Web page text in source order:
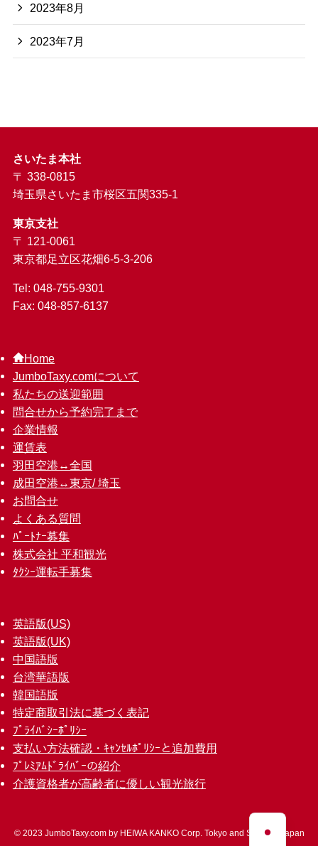
2023年8月
2023年7月
さいたま本社
〒 338-0815
埼玉県さいたま市桜区五関335-1
東京支社
〒 121-0061
東京都足立区花畑6-5-3-206
Tel: 048-755-9301
Fax: 048-857-6137
Home
JumboTaxy.comについて
私たちの送迎範囲
問合せから予約完了まで
企業情報
運賃表
羽田空港↔︎全国
成田空港↔︎東京/ 埼玉
お問合せ
よくある質問
ﾊﾟｰﾄﾅｰ募集
株式会社 平和観光
ﾀｸｼｰ運転手募集
英語版(US)
英語版(UK)
中国語版
台湾華語版
韓国語版
特定商取引法に基づく表記
ﾌﾟﾗｲﾊﾞｼｰﾎﾟﾘｼｰ
支払い方法確認・ｷｬﾝｾﾙﾎﾟﾘｼｰと追加費用
ﾌﾟﾚﾐｱﾑﾄﾞﾗｲﾊﾞｰの紹介
介護資格者が高齢者に優しい観光旅行
©2023 JumboTaxy.com by HEIWA KANKO Corp. Tokyo and Saitama Japan